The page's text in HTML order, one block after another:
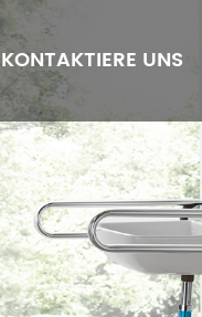
KONTAKTIERE UNS